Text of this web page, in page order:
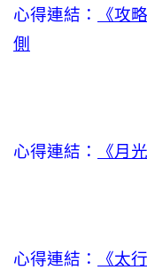
心得連結：
《攻
側
心得連結： 《月
心得連結： 《太